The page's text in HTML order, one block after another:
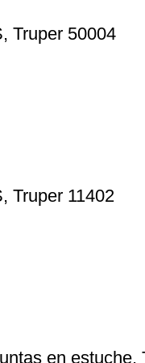
Truper 50004
Truper 11402
en estuche,